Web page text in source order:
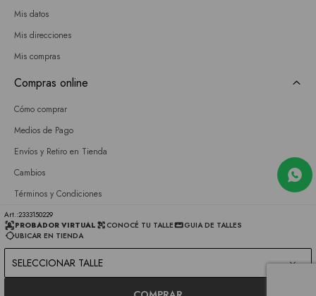
2333150229
PROBADOR VIRTUAL
CONOCÉ TU TALLE
GUIA DE TALLES
UBICAR EN TIENDA
SELECCIONAR TALLE
Mis datos
Mis direcciones
Mis compras
Compras online
Cómo comprar
Medios de Pago
Envíos y Retiro en Tienda
Cambios
Términos y Condiciones
GIFT CARD
Empresa
Sobre nosotros